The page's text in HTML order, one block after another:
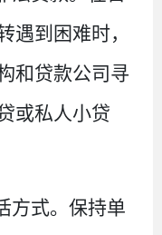
遇到困难时，
和贷款公司寻
或私人小贷
式。 保持单